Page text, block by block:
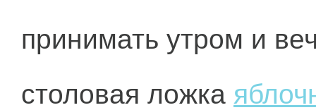
принимать утром и
столовая ложка